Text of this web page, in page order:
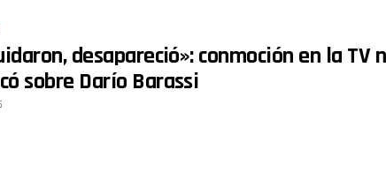
desapareció»: conmoción en la TV
sobre Darío Barassi